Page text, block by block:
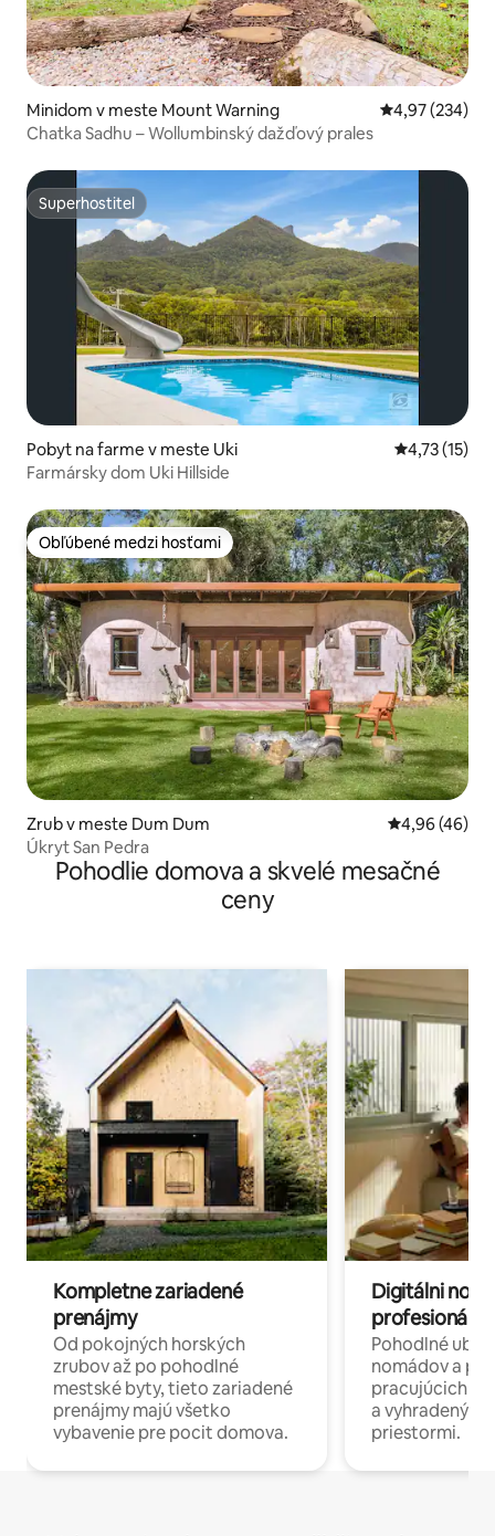
Minidom v meste Mount Warning Priemerné
4,97 (234)
Chatka Sadhu – Wollumbinský dažďový prales
Superhostiteľ
Superhostiteľ
Pobyt na farme v meste Uki Priemerné
4,73 (15)
Farmársky dom Uki Hillside
Obľúbené medzi hosťami
Obľúbené medzi hosťami
Zrub v meste Dum Dum Priemerné
4,96 (46)
Úkryt San Pedra
Pohodlie domova a skvelé mesačné
ceny
Kompletne zariadené
prenájmy
Od pokojných horských
zrubov až po pohodlné
mestské byty, tieto zariadené
prenájmy majú všetko
vybavenie pre pocit domova.
Digitálni
profesionáli
Pohodlné
nomádov a
pracujúcich
a
priestormi.